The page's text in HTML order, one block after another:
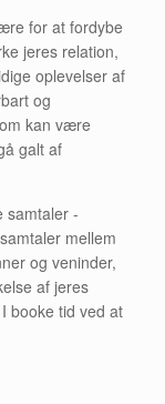
for at fordybe
jeres relation,
oplevelser af
og
kan være
galt af
samtaler -
mellem
og veninder,
af jeres
booke tid ved at